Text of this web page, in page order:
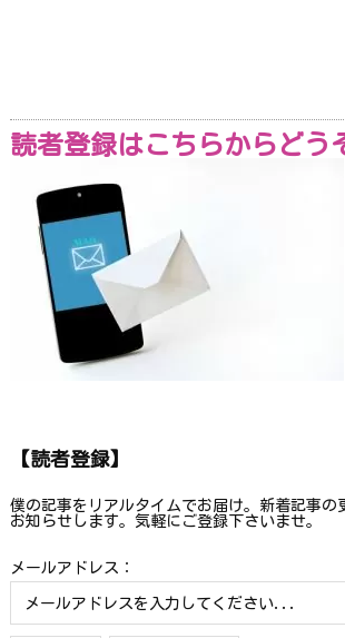
読者登録はこちらからどう
【読者登録】
僕の記事をリアルタイムでお届け。新着記事の
お知らせします。気軽にご登録下さいませ。
メールアドレス：